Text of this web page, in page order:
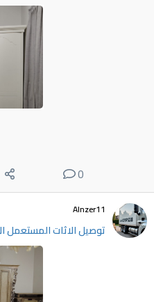
0
Alnzer11
توصيل الاثات المستعمل